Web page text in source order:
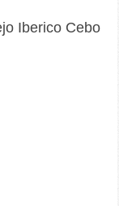
Iberico Cebo